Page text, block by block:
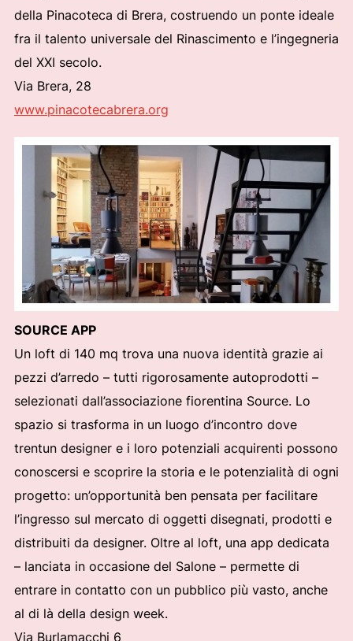
della Pinacoteca di Brera, costruendo un ponte ideale
fra il talento universale del Rinascimento e l’ingegneria
del XXI secolo.
Via Brera, 28
www.pinacotecabrera.org
SOURCE APP
Un loft di 140 mq trova una nuova identità grazie ai
pezzi d’arredo – tutti rigorosamente autoprodotti –
selezionati dall’associazione fiorentina Source. Lo
spazio si trasforma in un luogo d’incontro dove
trentun designer e i loro potenziali acquirenti possono
conoscersi e scoprire la storia e le potenzialità di ogni
progetto: un’opportunità ben pensata per facilitare
l’ingresso sul mercato di oggetti disegnati, prodotti e
distribuiti da designer. Oltre al loft, una app dedicata
– lanciata in occasione del Salone – permette di
entrare in contatto con un pubblico più vasto, anche
al di là della design week.
Via Burlamacchi 6